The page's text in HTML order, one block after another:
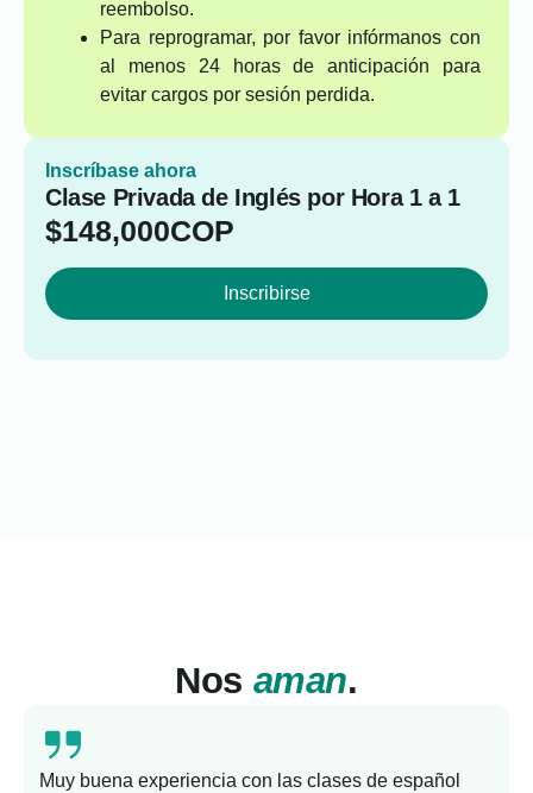
reembolso.
Para reprogramar, por favor infórmanos con
al menos 24 horas de anticipación para
evitar cargos por sesión perdida.
Inscríbase ahora
Clase Privada de Inglés por Hora 1 a 1
$148,000COP
Inscribirse
Nos aman.
Muy buena experiencia con las clases de español